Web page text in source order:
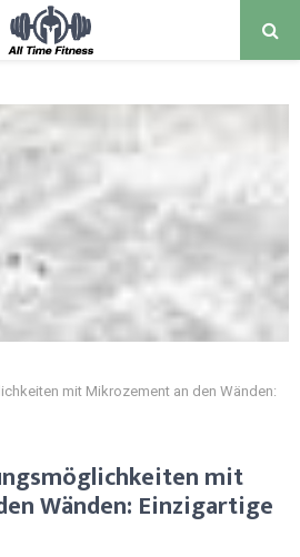
mit Mikrozement an den Wänden:
mit
Wänden: Einzigartige